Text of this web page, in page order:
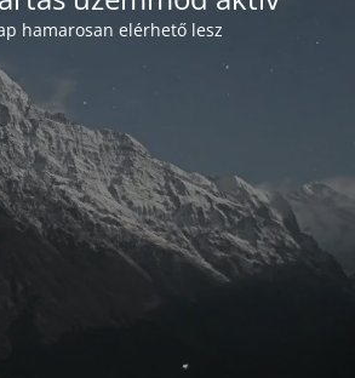
hamarosan elérhető lesz